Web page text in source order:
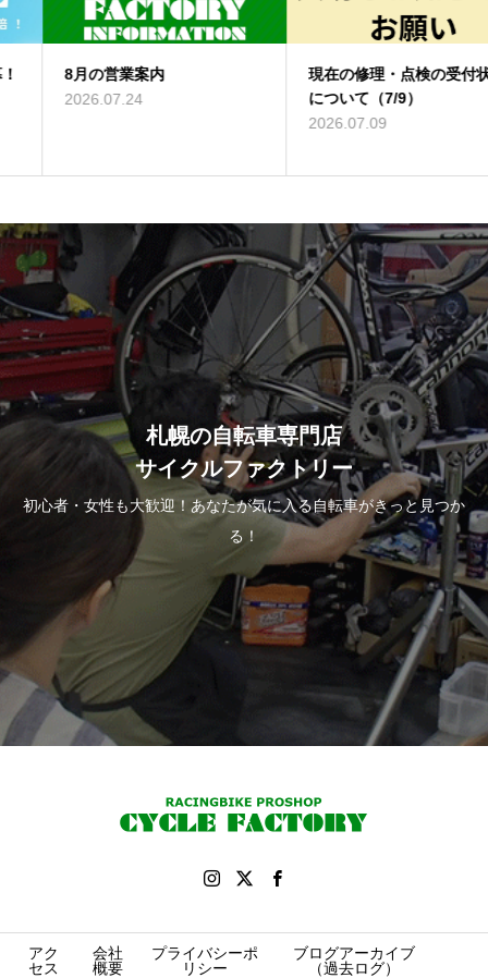
8月の営業案内
2026.07.24
現在の修理・点検の受付状況
について（7/9）
2026.07.09
札幌の自転車専門店
サイクルファクトリー
初心者・女性も大歓迎！あなたが気に入る自転車がきっと見つか
る！
アク
セス
会社
概要
プライバシーポ
リシー
ブログアーカイブ
（過去ログ）